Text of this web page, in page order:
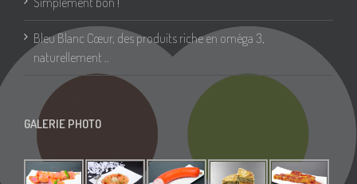
Bleu Blanc Cœur, des produits riche en oméga 3,
naturellement ..
GALERIE PHOTO